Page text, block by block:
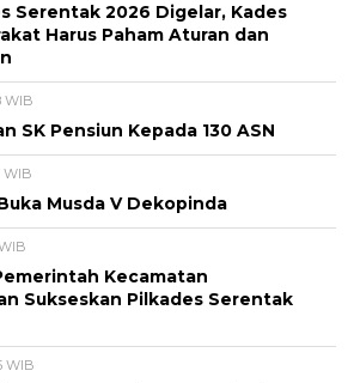
Serentak 2026 Digelar, Kades
Harus Paham Aturan dan
WIB
SK Pensiun Kepada 130 ASN
WIB
Musda V Dekopinda
Kecamatan
Sukseskan Pilkades Serentak
WIB